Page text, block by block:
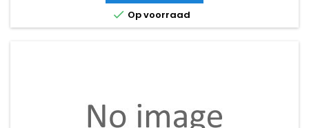
 Op voorraad